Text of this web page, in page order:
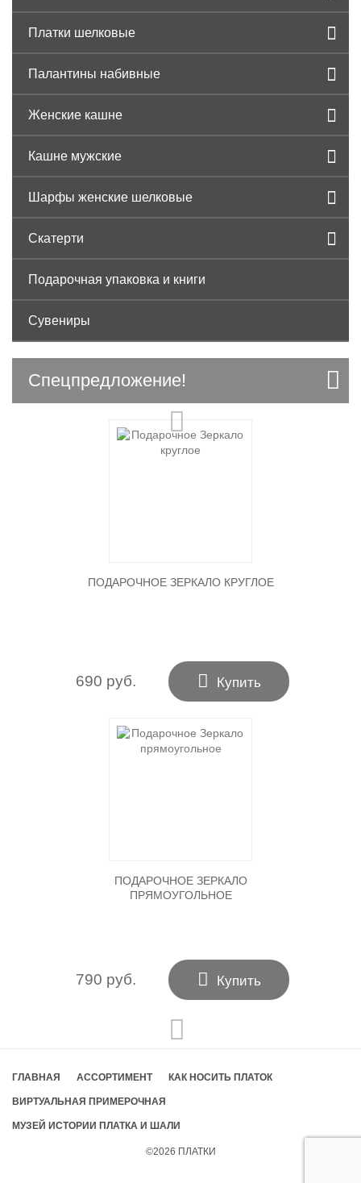
Платки шелковые
Палантины набивные
Женские кашне
Кашне мужские
Шарфы женские шелковые
Скатерти
Подарочная упаковка и книги
Сувениры
Спецпредложение!
ПОДАРОЧНОЕ ЗЕРКАЛО КРУГЛОЕ
690 руб.  Купить
ПОДАРОЧНОЕ ЗЕРКАЛО
ПРЯМОУГОЛЬНОЕ
790 руб.  Купить
ГЛАВНАЯ АССОРТИМЕНТ КАК НОСИТЬ ПЛАТОК
ВИРТУАЛЬНАЯ ПРИМЕРОЧНАЯ
МУЗЕЙ ИСТОРИИ ПЛАТКА И ШАЛИ
©2026 ПЛАТКИ